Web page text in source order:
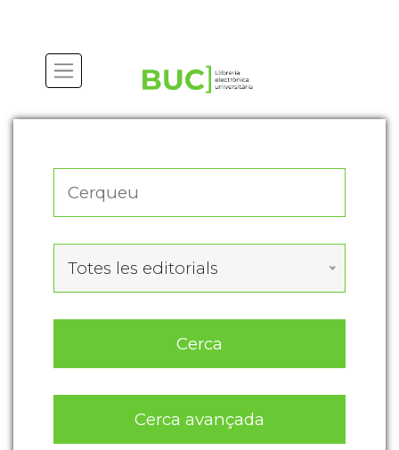
Totes les editorials
Cerca
Cerca avançada